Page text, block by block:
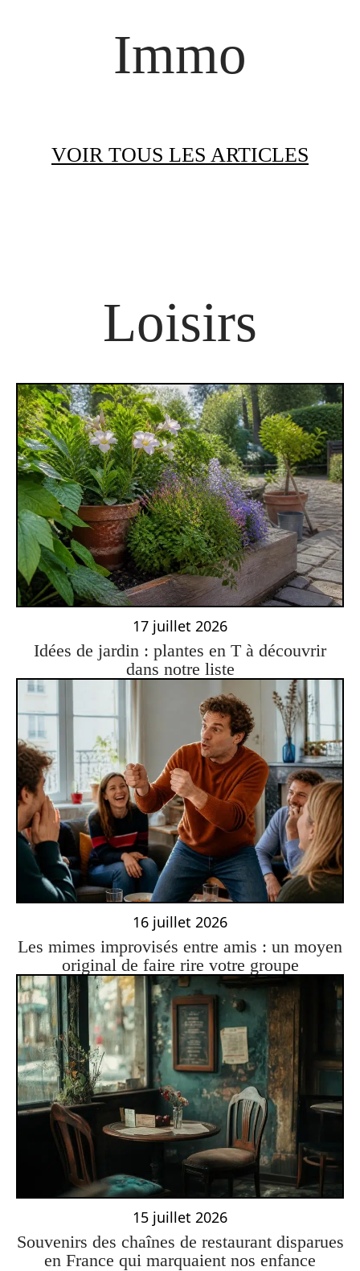
Immo
VOIR TOUS LES ARTICLES
Loisirs
17 juillet 2026
Idées de jardin : plantes en T à découvrir
dans notre liste
16 juillet 2026
Les mimes improvisés entre amis : un moyen
original de faire rire votre groupe
15 juillet 2026
Souvenirs des chaînes de restaurant disparues
en France qui marquaient nos enfance